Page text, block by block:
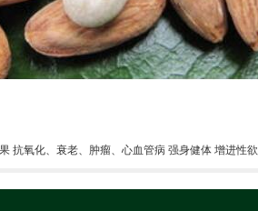
抗氧化、衰老、肿瘤、心血管病 强身健体 增进性欲